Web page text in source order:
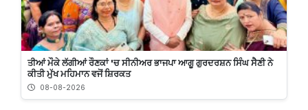
ਤੀਆਂ ਮੌਕੇ ਲੱਗੀਆਂ ਰੌਣਕਾਂ 'ਚ ਸੀਨੀਅਰ ਭਾਜਪਾ ਆਗੂ ਗੁਰਦਰਸ਼ਨ ਸਿੰਘ ਸੈਣੀ ਨੇ
ਕੀਤੀ ਮੁੱਖ ਮਹਿਮਾਨ ਵਜੋਂ ਸ਼ਿਰਕਤ
08-08-2026